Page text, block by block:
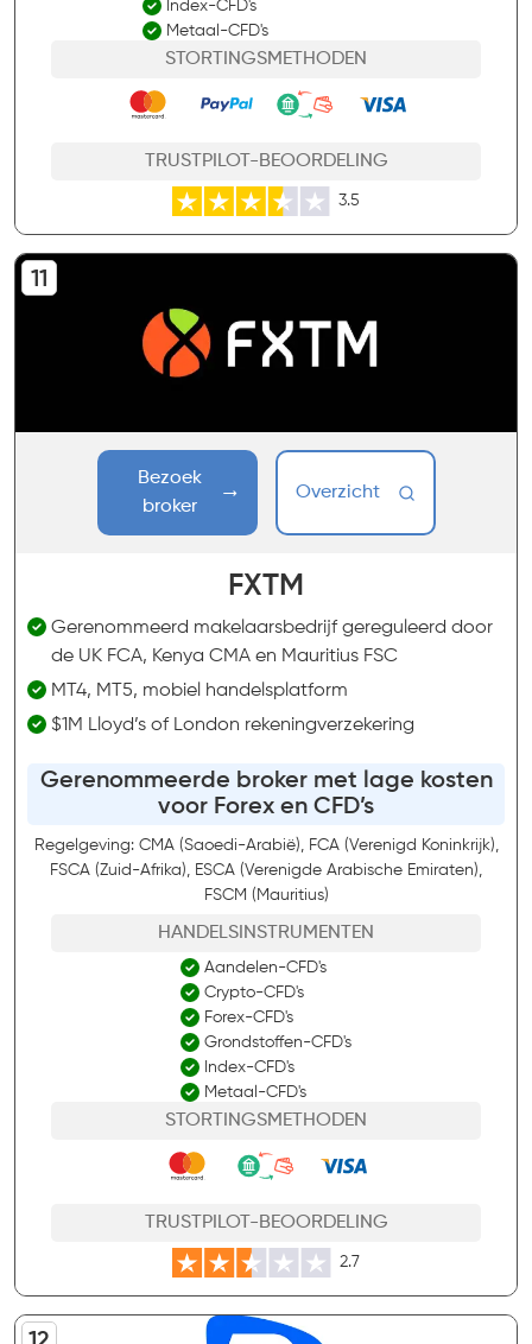
Index-CFD's
Metaal-CFD's
STORTINGSMETHODEN
TRUSTPILOT-BEOORDELING
3.5
Bezoek
broker
Overzicht
FXTM
Gerenommeerd makelaarsbedrijf gereguleerd door
de UK FCA, Kenya CMA en Mauritius FSC
MT4, MT5, mobiel handelsplatform
$1M Lloyd’s of London rekeningverzekering
Gerenommeerde broker met lage kosten
voor Forex en CFD’s
Regelgeving: CMA (Saoedi-Arabië), FCA (Verenigd Koninkrijk),
FSCA (Zuid-Afrika), ESCA (Verenigde Arabische Emiraten),
FSCM (Mauritius)
HANDELSINSTRUMENTEN
Aandelen-CFD's
Crypto-CFD's
Forex-CFD's
Grondstoffen-CFD's
Index-CFD's
Metaal-CFD's
STORTINGSMETHODEN
TRUSTPILOT-BEOORDELING
2.7